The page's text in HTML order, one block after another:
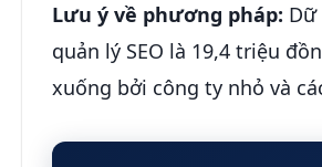
Lưu ý về phương pháp: Dữ
quản lý SEO là 19,4 triệu
xuống bởi công ty nhỏ và